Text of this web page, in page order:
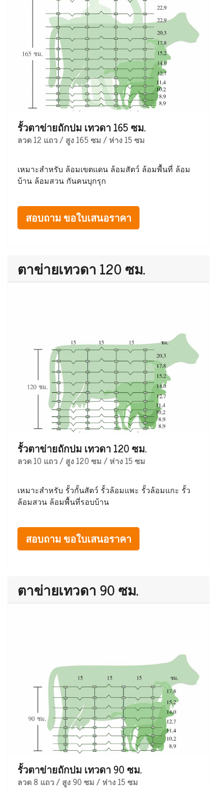
รั้วตาข่ายถักปม เทวดา 165 ซม.
ลวด 12 แถว / สูง 165 ซม / ห่าง 15 ซม
เหมาะสำหรับ ล้อมเขตแดน ล้อมสัตว์ ล้อมพื้นที่ ล้อม
บ้าน ล้อมสวน กันคนบุกรุก
สอบถาม ขอใบเสนอราคา
ตาข่ายเทวดา 120 ซม.
รั้วตาข่ายถักปม เทวดา 120 ซม.
ลวด 10 แถว / สูง 120 ซม / ห่าง 15 ซม
เหมาะสำหรับ รั้วกั้นสัตว์ รั้วล้อมแพะ รั้วล้อมแกะ รั้ว
ล้อมสวน ล้อมพื้นที่รอบบ้าน
สอบถาม ขอใบเสนอราคา
ตาข่ายเทวดา 90 ซม.
รั้วตาข่ายถักปม เทวดา 90 ซม.
ลวด 8 แถว / สูง 90 ซม / ห่าง 15 ซม